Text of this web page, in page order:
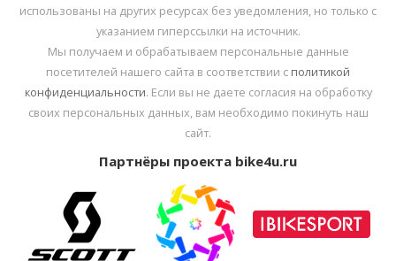
использованы на других ресурсах без уведомления, но только с
указанием гиперссылки на источник.
Мы получаем и обрабатываем персональные данные
посетителей нашего сайта в соответствии с политикой
конфиденциальности. Если вы не даете согласия на обработку
своих персональных данных, вам необходимо покинуть наш
сайт.
Партнёры проекта bike4u.ru